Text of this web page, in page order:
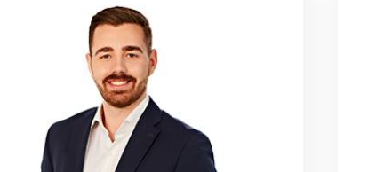
unterstützt er Unternehmen
insbesondere bei SAP-
(Transformations-)Projekten und
Systemauswahlen sowie bei
Fragestellungen im Cash-Management
und Berichtswesen.